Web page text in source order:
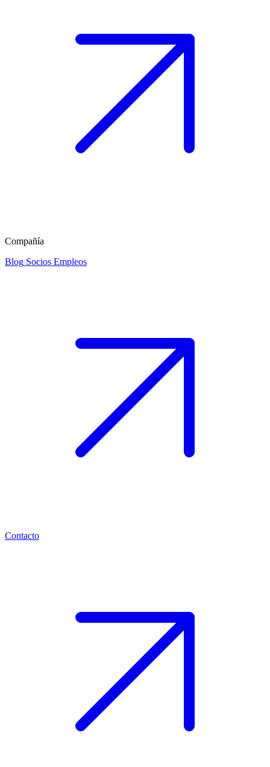
Compañía
Blog Socios Empleos
Contacto